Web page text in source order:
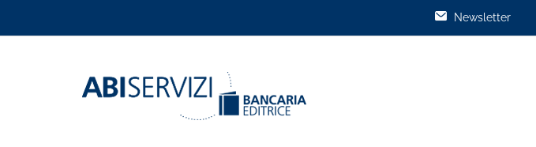
Newsletter